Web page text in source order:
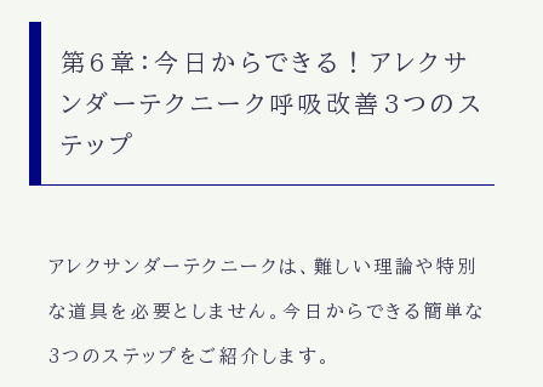
第6章：今日からできる！アレクサ
ンダーテクニーク呼吸改善3つのス
テップ
アレクサンダーテクニークは、 難しい理論や特別
な道具 を必要としません。今日からできる簡単な
3つのステップ をご紹介します。